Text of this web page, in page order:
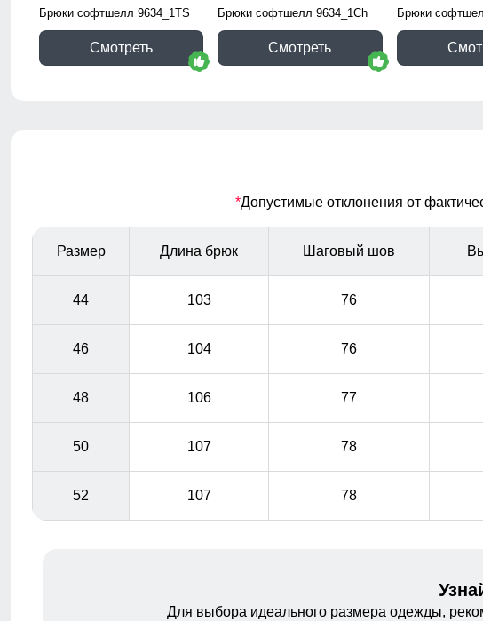
Брюки софтшелл 9634_1TS
Смотреть
Брюки софтшелл 9634_1Ch
Смотреть
Брюки
*Допустимые отклонения от
Размер Длина брюк Шаговый шов
44 103 76
46 104 76
48 106 77
50 107 78
52 107 78
Для выбора идеального размера одежды,